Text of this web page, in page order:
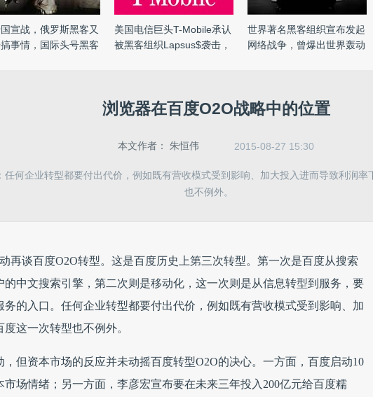
宣战，俄罗斯黑客又
事情，国际头号黑客
美国电信巨头T-Mobile承认
被黑客组织Lapsus$袭击，
世界著名黑客组织宣布发起
网络战争，曾爆出世界轰动
浏览器在百度O2O战略中的位置
本文作者： 朱恒伟 2015-08-27 15:30
任何企业转型都要付出代价，例如既有营收模式受到影响、加大投入进而导致利润率
也不例外。
再谈百度O2O转型。这是百度历史上第三次转型。第一次是百度从搜索
中文搜索引擎，第二次则是移动化，这一次则是从信息转型到服务，要
务的入口。任何企业转型都要付出代价，例如既有营收模式受到影响、加
这一次转型也不例外。
但资本市场的反应并未动摇百度转型O2O的决心。一方面，百度启动10
场情绪；另一方面，李彦宏宣布要在未来三年投入200亿元给百度糯